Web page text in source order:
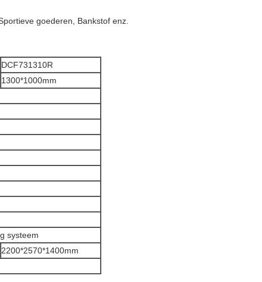
goederen, Bankstof enz.
DCF731310R
1300*1000mm
systeem
2200*2570*1400mm